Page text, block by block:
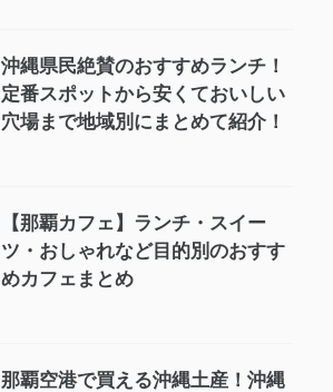
沖縄県民絶賛のおすすめランチ！
定番スポットから安くておいしい
穴場まで地域別にまとめて紹介！
【那覇カフェ】ランチ・スイー
ツ・おしゃれなど目的別のおすす
めカフェまとめ
那覇空港で買える沖縄土産！沖縄